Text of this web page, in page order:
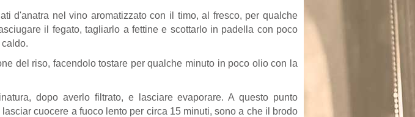
d'anatra nel vino aromatizzato con il timo, al fresco, per qualche
il fegato, tagliarlo a fettine e scottarlo in padella con poco
del riso, facendolo tostare per qualche minuto in poco olio con la
dopo averlo filtrato, e lasciare evaporare. A questo punto
cuocere a fuoco lento per circa 15 minuti, sono a che il brodo